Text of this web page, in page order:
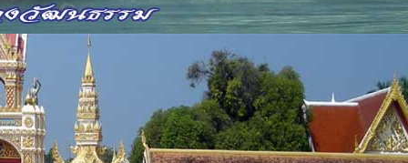
ายทำนองเช่น ทำนองโศก กาเต้นก้อน ลมเชยผา
า 5 คำ หลัง 6 คำ ปัจจุบันยังมีการส่งเสริมโดย
วามสามัคคี ซาบซึ้งในวัฒนธรรมดั้งเดิมของ
องพุทธศาสนา เราควรอนุรักษ์และส่งเสริมให้คง